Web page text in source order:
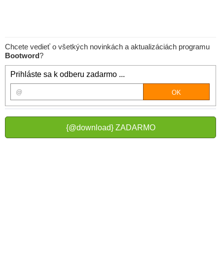
Chcete vedieť o všetkých novinkách a aktualizáciách programu
Bootword?
Prihláste sa k odberu zadarmo ...
{@download} ZADARMO